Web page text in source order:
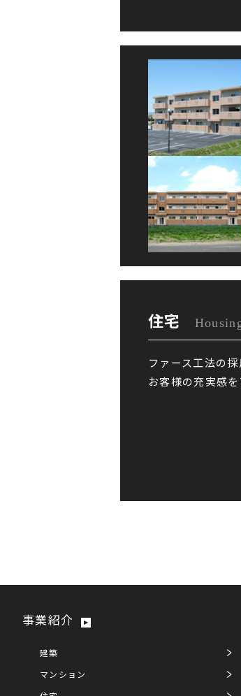
住宅
ファース工法の
お客様の充実感
事業紹介
建築
マンション